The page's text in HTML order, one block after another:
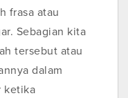
frasa atau
Sebagian kita
tersebut atau
dalam
ketika